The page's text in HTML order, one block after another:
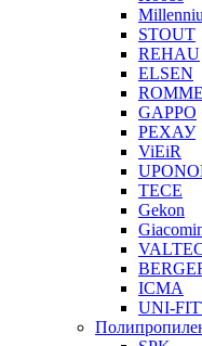
STOUT
REHAU
ELSEN
GAPPO
РЕХАУ
ViEiR
TECE
Gekon
ICMA
UNI-